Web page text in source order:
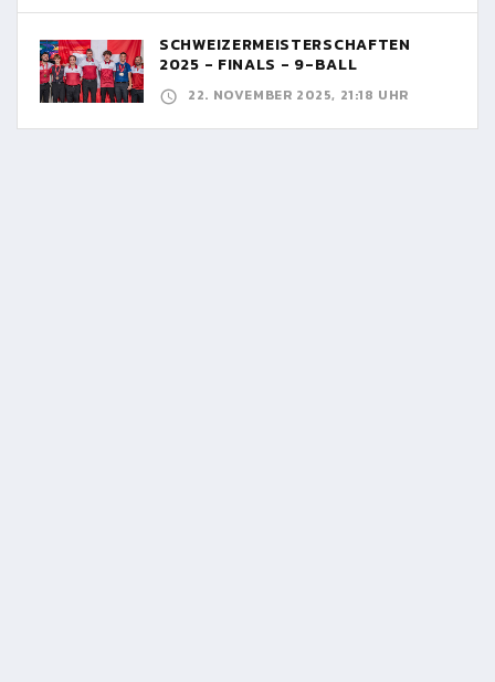
SCHWEIZERMEISTERSCHAFTEN
2025 - FINALS - 9-BALL
22. NOVEMBER 2025, 21:18 UHR